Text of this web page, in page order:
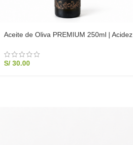
Aceite de Oliva PREMIUM 250ml | Acidez
S/30.00